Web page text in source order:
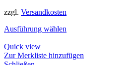
zzgl. Versandkosten
Ausführung wählen
Quick view
Zur Merkliste hinzufügen